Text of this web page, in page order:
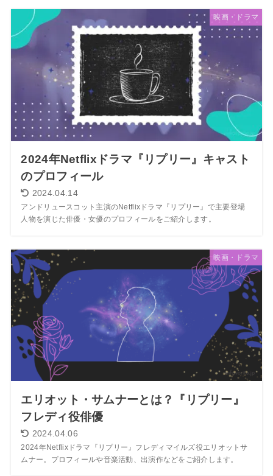
映画・ドラマ
2024年Netflixドラマ『リプリー』キャスト
のプロフィール
2024.04.14
アンドリュースコット主演のNetflixドラマ『リプリー』で主要登場
人物を演じた俳優・女優のプロフィールをご紹介します。
映画・ドラマ
エリオット・サムナーとは？『リプリー』
フレディ役俳優
2024.04.06
2024年Netflixドラマ『リプリー』フレディマイルズ役エリオットサ
ムナー。プロフィールや音楽活動、出演作などをご紹介します。